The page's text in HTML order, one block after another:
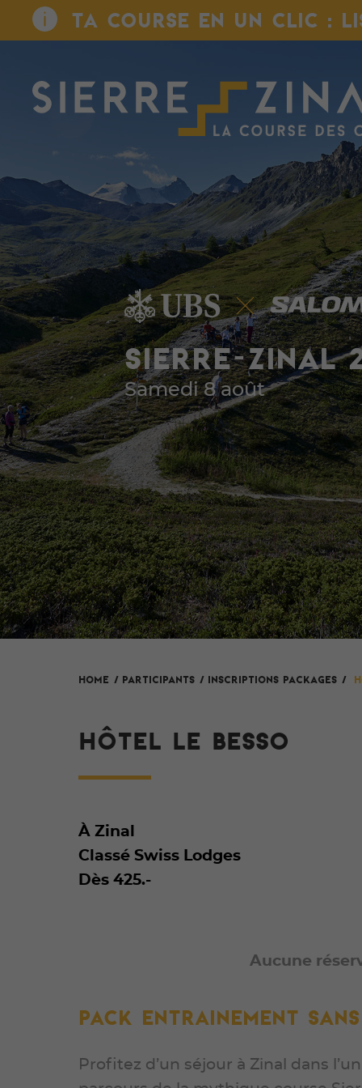
TA COURSE EN UN CLIC :
SIERRE-ZINAL
Samedi 8 août
HOME / Participants / Inscriptions packages /
HÔTEL LE BESSO
À Zinal
Classé Swiss Lodges
Dès 425.-
Aucune
Pack entrainement
Profitez d’un séjour à Zinal dans